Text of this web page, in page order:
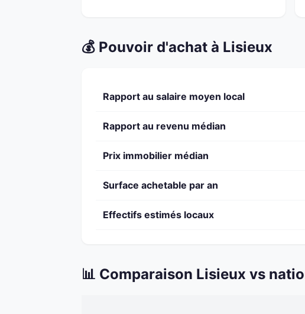
💰 Pouvoir d'achat à Lisieux
Rapport au salaire moyen local
Rapport au revenu médian
Prix immobilier médian
Surface achetable par an
Effectifs estimés locaux
📊 Comparaison Lisieux vs